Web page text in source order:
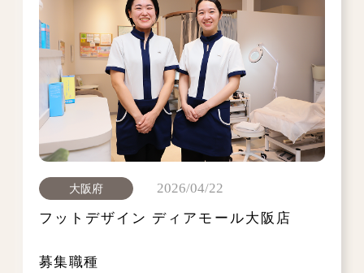
大阪府
2026/04/22
フットデザイン ディアモール大阪店
募集職種